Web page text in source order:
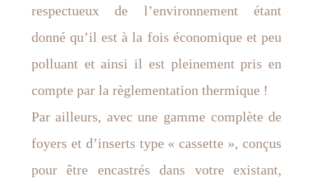
respectueux de l’environnement étant
donné qu’il est à la fois économique et peu
polluant et ainsi il est pleinement pris en
compte par la règlementation thermique !
Par ailleurs, avec une gamme complète de
foyers et d’inserts type « cassette », conçus
pour être encastrés dans votre existant,